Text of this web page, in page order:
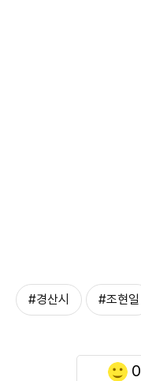
#경산시 #조현일
0